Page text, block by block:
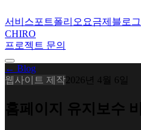
서비스포트폴리오 요금제 블로그
CHIRO
프로젝트 문의
← Blog
웹사이트 제작 2026년 4월 6일
홈페이지 유지보수